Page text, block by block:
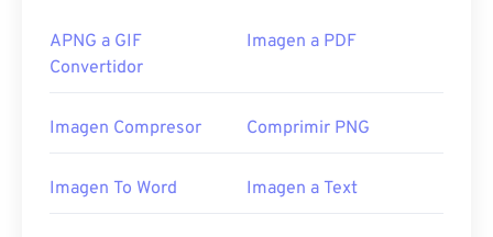
APNG a GIF
Convertidor
Imagen a PDF
Imagen Compresor Comprimir PNG
Imagen To Word Imagen a Text